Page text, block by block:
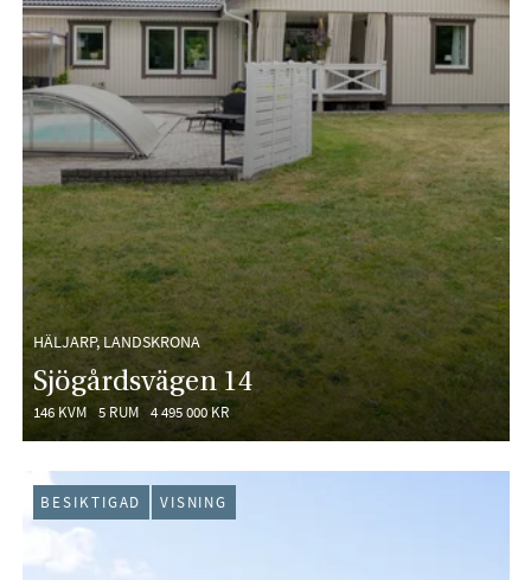
HÄLJARP, LANDSKRONA
Sjögårdsvägen 14
146 KVM 5 RUM 4 495 000 KR
BESIKTIGAD VISNING